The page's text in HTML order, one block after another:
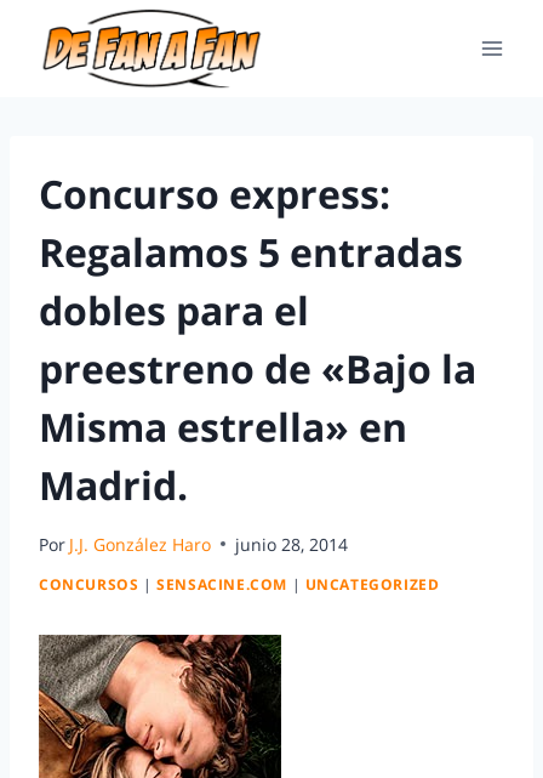
Concurso express:
Regalamos 5 entradas
dobles para el
preestreno de «Bajo la
Misma estrella» en
Madrid.
Por J.J. González Haro junio 28, 2014
CONCURSOS |SENSACINE.COM | UNCATEGORIZED